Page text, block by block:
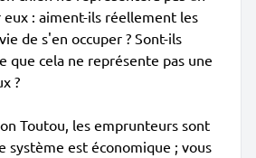
: aiment-ils réellement les
de s'en occuper ? Sont-ils
que cela ne représente pas une
?
Toutou, les emprunteurs sont
système est économique ; vous